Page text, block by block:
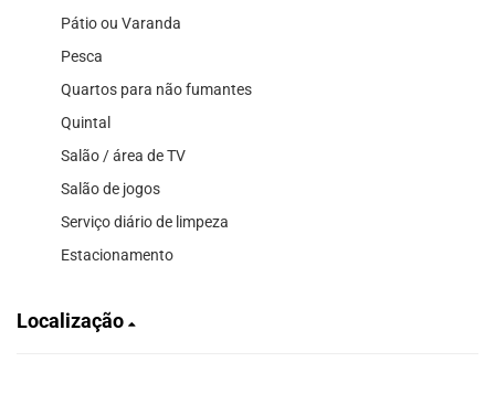
Pátio ou Varanda
Pesca
Quartos para não fumantes
Quintal
Salão / área de TV
Salão de jogos
Serviço diário de limpeza
Estacionamento
Localização